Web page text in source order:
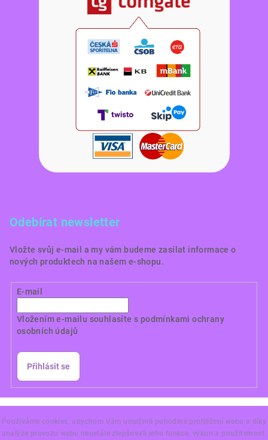
Používáme cookies, abychom Vám umožnili pohodlné prohlížení webu a díky
analýze provozu webu neustále zlepšovali jeho funkce, výkon a použitelnost.
Odebírat newsletter
Vložte svůj e-mail a my vám budeme zasílat informace o
nových produktech na našem e-shopu.
E-mail
Vložením e-mailu souhlasíte s podmínkami ochrany
osobních údajů
Přihlásit se
vyhrazena.